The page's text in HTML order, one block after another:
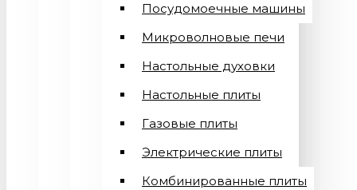
Посудомоечные машины
Микроволновые печи
Настольные духовки
Настольные плиты
Газовые плиты
Электрические плиты
Комбинированные плиты